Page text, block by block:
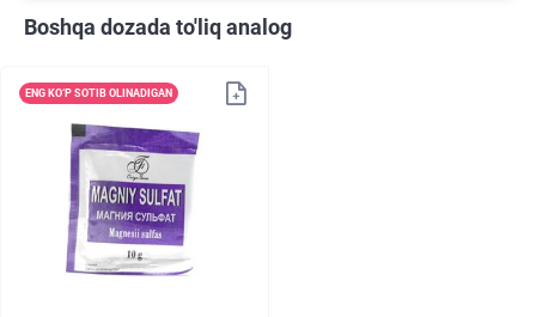
Boshqa dozada to'liq analog
ENG KO‘P SOTIB OLINADIGAN